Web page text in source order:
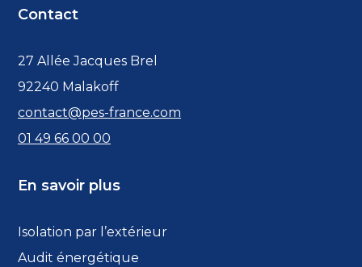
Contact
27 Allée Jacques Brel
92240 Malakoff
contact@pes-france.com
01 49 66 00 00
En savoir plus
Isolation par l’extérieur
Audit énergétique